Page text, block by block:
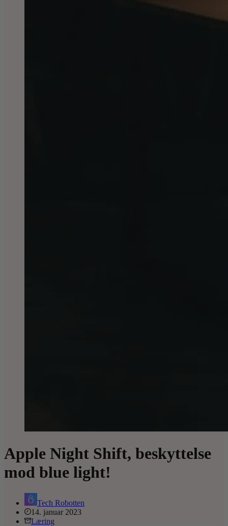
Apple Night Shift, beskyttelse
mod blue light!
Tech Robotten
14. januar 2023
Læring